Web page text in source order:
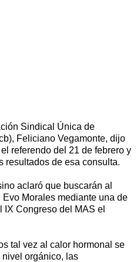
Sindical Única de
Feliciano Vegamonte, dijo
referendo del 21 de febrero y
resultados de esa consulta.
aclaró que buscarán al
Morales mediante una de
IX Congreso del MAS el
tal vez al calor hormonal se
nivel orgánico, las